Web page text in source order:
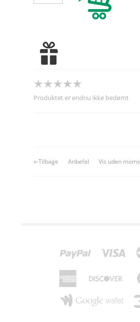
Produktet er endnu ikke bedømt
«-Tilbage Anbefal Vis uden moms